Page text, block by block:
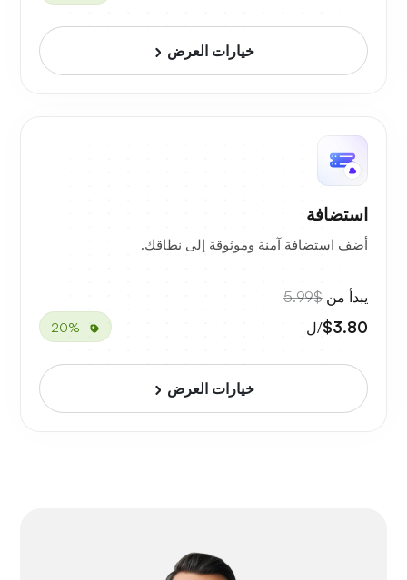
خيارات العرض
استضافة
أضف استضافة آمنة وموثوقة إلى نطاقك.
يبدأ من $5.99
$3.80/ل -20%
خيارات العرض